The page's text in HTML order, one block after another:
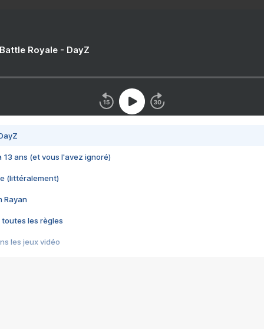
Royale - DayZ
13 ans (et vous l'avez ignoré)
(littéralement)
Rayan
toutes les règles
les jeux vidéo